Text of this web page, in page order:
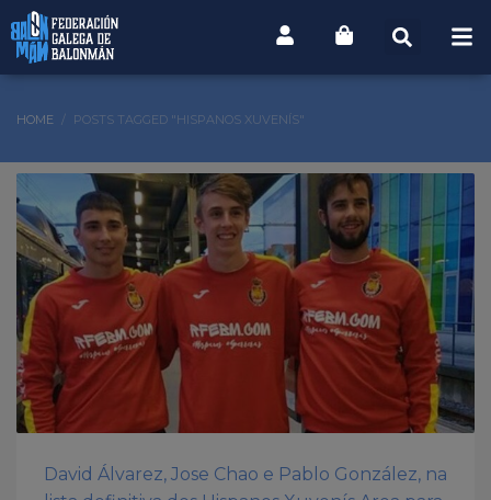
HOME POSTS TAGGED "HISPANOS XUVENÍS"
David Álvarez, Jose Chao e Pablo González, na